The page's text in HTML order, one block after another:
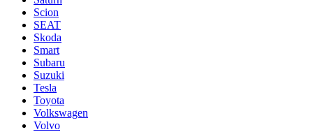
Scion
SEAT
Skoda
Smart
Subaru
Suzuki
Tesla
Toyota
Volkswagen
Volvo